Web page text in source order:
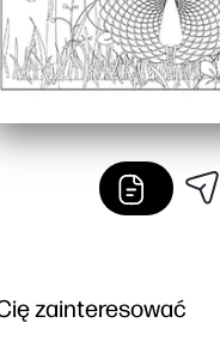
zainteresować